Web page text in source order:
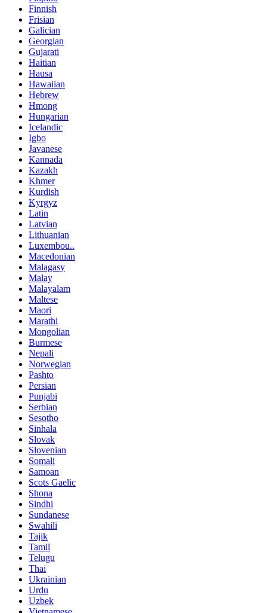
Finnish
Frisian
Galician
Georgian
Gujarati
Haitian
Hausa
Hawaiian
Hebrew
Hmong
Hungarian
Icelandic
Igbo
Javanese
Kannada
Kazakh
Khmer
Kurdish
Kyrgyz
Latin
Latvian
Lithuanian
Luxembou..
Macedonian
Malagasy
Malay
Malayalam
Maltese
Maori
Marathi
Mongolian
Burmese
Nepali
Norwegian
Pashto
Persian
Punjabi
Serbian
Sesotho
Sinhala
Slovak
Slovenian
Somali
Samoan
Scots Gaelic
Shona
Sindhi
Sundanese
Swahili
Tajik
Tamil
Telugu
Thai
Ukrainian
Urdu
Uzbek